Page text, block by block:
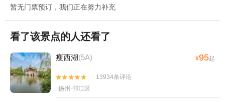
暂无门票预订，我们正在努力补充
看了该景点的人还看了
瘦西湖(5A) ¥95起


13934条评论
扬州·邗江区